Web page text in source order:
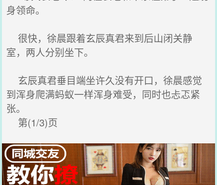
身领命。
很快，徐晨跟着玄辰真君来到后山闭关静
室，两人分别坐下。
玄辰真君垂目端坐许久没有开口，徐晨感觉
到浑身爬满蚂蚁一样浑身难受，同时也忐忑紧
张。
第(1/3)页